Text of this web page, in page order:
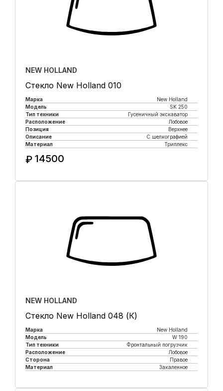
NEW HOLLAND
Стекло New Holland 010
Марка
New Holland
Модель
SK 250
Тип техники
Гусеничный экскаватор
Расположение
Лобовое
Позиция
Верхнее
Описание
С шелкографией
Материал
Триплекс
₽ 14500
NEW HOLLAND
Стекло New Holland 048 (К)
Марка
New Holland
Модель
W 190
Тип техники
Фронтальный погрузчик
Расположение
Лобовое
Сторона
Правое
Материал
Закаленное